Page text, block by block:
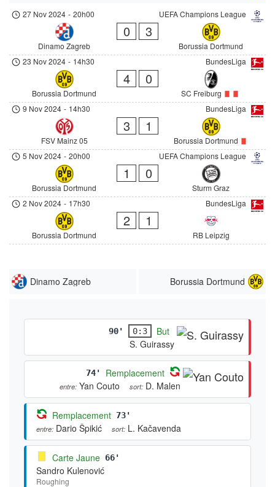
UEFA Champions League
27 Nov 2024 - 20h00
Dinamo Zagreb
0 3
Borussia Dortmund
BundesLiga
23 Nov 2024 - 14h30
Borussia Dortmund
4 0
SC Freiburg
BundesLiga
9 Nov 2024 - 14h30
FSV Mainz 05
3 1
Borussia Dortmund
UEFA Champions League
5 Nov 2024 - 20h00
Borussia Dortmund
1 0
Sturm Graz
BundesLiga
2 Nov 2024 - 17h30
Borussia Dortmund
2 1
RB Leipzig
Dinamo Zagreb Borussia Dortmund
90' 0:3
But
S. Guirassy
74' Remplacement
entre: Yan Couto sort: D. Malen
Remplacement 73'
entre: Dario Špikić sort: L. Kačavenda
Carte Jaune 66'
Sandro Kulenović
Roughing